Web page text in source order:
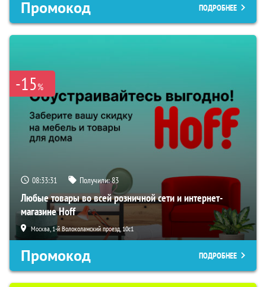
Промокод ПОДРОБНЕЕ
-15%
08:33:30 Получили:83
Любые товары во всей розничной сети и интернет-
магазине Hoff
Москва, 1-й Волоколамский проезд, 10с1
Промокод ПОДРОБНЕЕ